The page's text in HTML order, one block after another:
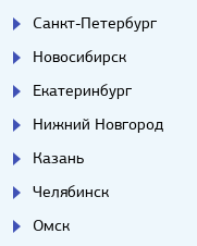
Санкт-Петербург
Новосибирск
Екатеринбург
Нижний Новгород
Казань
Челябинск
Омск